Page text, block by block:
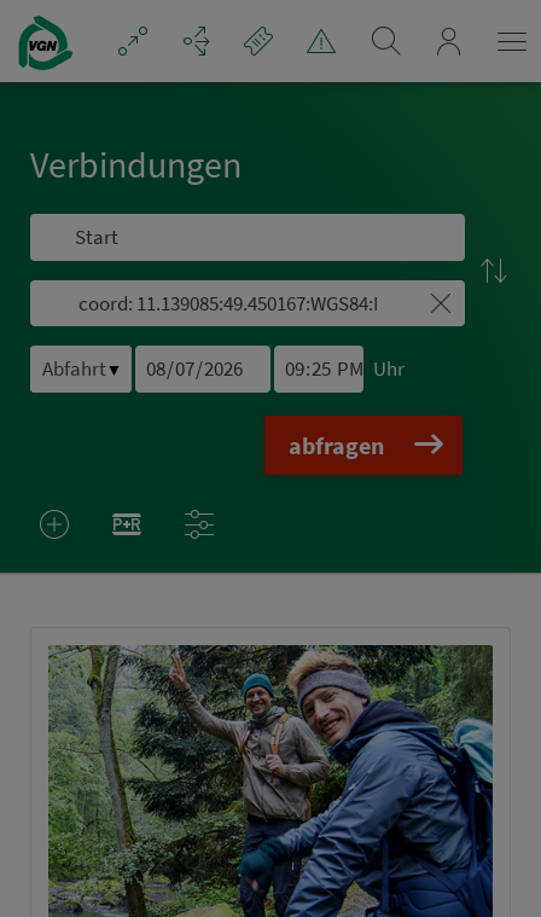
Navigation überspringen
Ver­bin­dungen
▼ Uhr
abfragen